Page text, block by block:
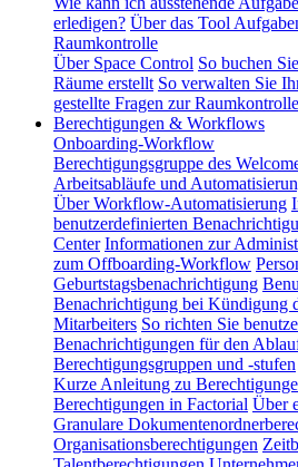
erledigen? Über das Tool
Raumkontrolle
Über Space Control So buchen
Räume erstellt So verwalten Sie
gestellte Fragen zur Raumkontrolle
Berechtigungen & Workflows
Onboarding-Workflow
Berechtigungsgruppe des
Arbeitsabläufe und
Über Workflow-Automatisierung
benutzerdefinierten
Center Informationen zur
zum Offboarding-Workflow
Geburtstagsbenachrichtigung
Benachrichtigung bei Kündigung
Mitarbeiters So richten Sie
Benachrichtigungen für den
Berechtigungsgruppen und -stufen
Kurze Anleitung zu
Berechtigungen in Factorial Über
Granulare
Organisationsberechtigungen